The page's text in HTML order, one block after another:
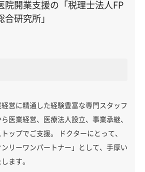
院開業支援の「税理士法人FP
合研究所」
営に精通した経験豊富な専門スタッフ
医業経営、医療法人設立、事業承継、
ップでご支援。 ドクターにとって、
リーワンパートナー」として、手厚い
ます。